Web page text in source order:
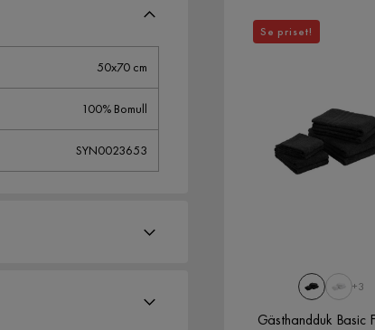
50x70 cm
100% Bomull
SYN0023653
+3
Gästhandduk Basic
Se priset!